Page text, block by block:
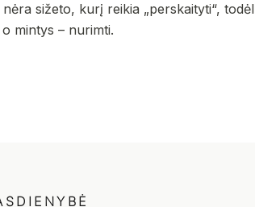
sižeto, kurį reikia „perskaityti“, todėl
mintys – nurimti.